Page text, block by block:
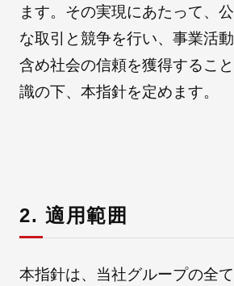
自社ブランド製品 医療機器
やさしくわかる病気と治療
医療関係の皆さまへ
ます。その実現にあたって、
な取引と競争を行い、事業活
含め社会の信頼を獲得するこ
識の下、本指針を定めます。
2. 適用範囲
本指針は、当社グループの全